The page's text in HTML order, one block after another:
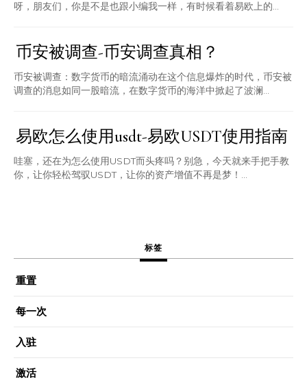
呀，朋友们，你是不是也跟小编我一样，有时候看着易欧上的...
币安被调查-币安调查真相？
币安被调查：数字货币的暗流涌动在这个信息爆炸的时代，币安被
调查的消息如同一股暗流，在数字货币的海洋中掀起了波澜...
易欧怎么使用usdt-易欧USDT使用指南
哇塞，还在为怎么使用USDT而头疼吗？别急，今天就来手把手教
你，让你轻松驾驭USDT，让你的资产增值不再是梦！...
标签
重置
每一次
入驻
激活